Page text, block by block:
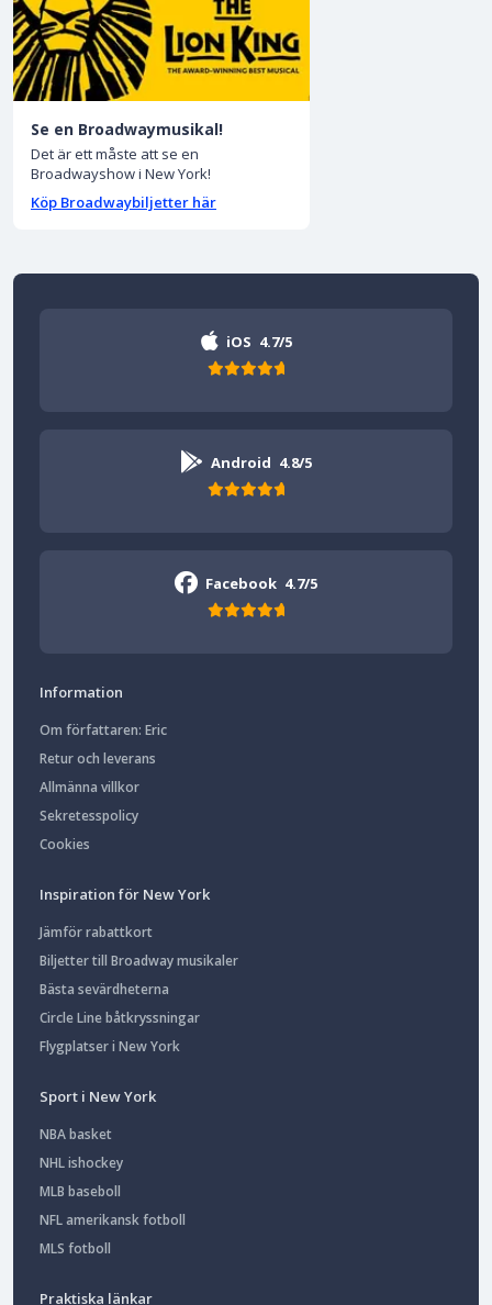
Se en Broadwaymusikal!
Det är ett måste att se en
Broadwayshow i New York!
Köp Broadwaybiljetter här
iOS 4.7/5
Android 4.8/5
Facebook 4.7/5
Information
Om författaren: Eric
Retur och leverans
Allmänna villkor
Sekretesspolicy
Cookies
Inspiration för New York
Jämför rabattkort
Biljetter till Broadway musikaler
Bästa sevärdheterna
Circle Line båtkryssningar
Flygplatser i New York
Sport i New York
NBA basket
NHL ishockey
MLB baseboll
NFL amerikansk fotboll
MLS fotboll
Praktiska länkar